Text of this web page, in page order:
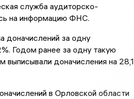
служба аудиторско-
на информацию ФНС.
доначислений за одну
Годом ранее за одну такую
выписывали доначисления на 28,1
в Орловской области